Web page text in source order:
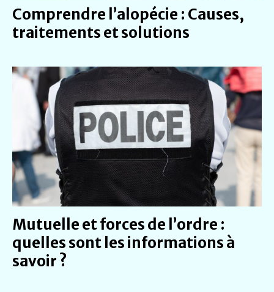
Comprendre l’alopécie : Causes,
traitements et solutions
Mutuelle et forces de l’ordre :
quelles sont les informations à
savoir ?